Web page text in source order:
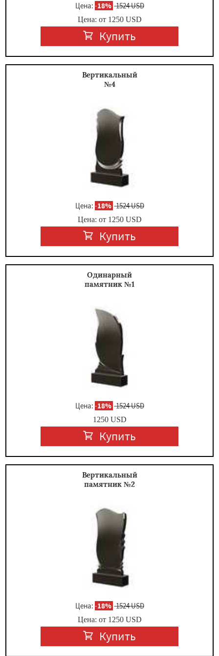
Цена: -18% 1524 USD
Цена: от 1250USD
Купить
Вертикальный
№4
Цена: -18% 1524 USD
Цена: от 1250USD
Купить
Одинарный
памятник №1
Цена: -18% 1524 USD
1250USD
Купить
Вертикальный
памятник №2
Цена: -18% 1524 USD
Цена: от 1250USD
Купить
Даю согласие на обработку персональных данных